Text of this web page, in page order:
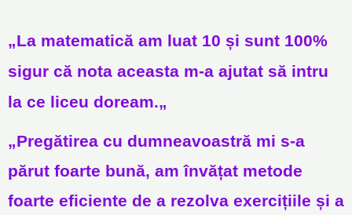
„La matematică am luat 10 și sunt 100%
sigur că nota aceasta m-a ajutat să intru
la ce liceu doream.„
„Pregătirea cu dumneavoastră mi s-a
părut foarte bună, am învățat metode
foarte eficiente de a rezolva exercițiile și a